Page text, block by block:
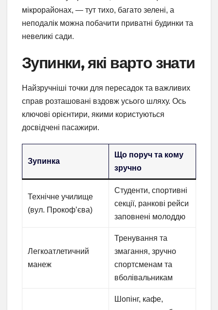
мікрорайонах, — тут тихо, багато зелені, а
неподалік можна побачити приватні будинки та
невеликі сади.
Зупинки, які варто знати
Найзручніші точки для пересадок та важливих
справ розташовані вздовж усього шляху. Ось
ключові орієнтири, якими користуються
досвідчені пасажири.
Зупинка
Що поруч та кому
зручно
Технічне училище
(вул. Прокоф’єва)
Студенти, спортивні
секції, ранкові рейси
заповнені молоддю
Легкоатлетичний
манеж
Тренування та
змагання, зручно
спортсменам та
вболівальникам
Шопінг, кафе,